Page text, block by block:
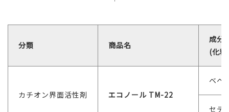
分類 商品名
成分
(化
カチオン界面活性剤 エコノール TM-22
ベヘ
セテ